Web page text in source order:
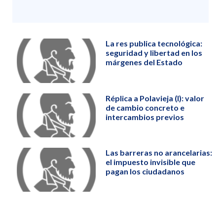
La res publica tecnológica:
seguridad y libertad en los
márgenes del Estado
Réplica a Polavieja (I): valor
de cambio concreto e
intercambios previos
Las barreras no arancelarias:
el impuesto invisible que
pagan los ciudadanos